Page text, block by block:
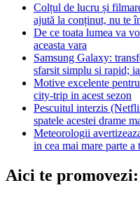
Colțul de lucru și
ajută la conținut, nu te
De ce toata lumea va
aceasta vara
Samsung Galaxy:
sfarsit simplu si rapid;
Motive excelente
city-trip in acest sezon
Pescuitul interzis
spatele acestei drame
Meteorologii
in cea mai mare parte a
Aici te promovezi: